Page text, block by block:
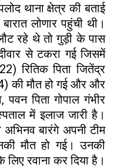
थाना क्षेत्र की बताई
लोणार पहुंची थी।
रहे थे तो गुड़ी के पास
से टकरा गई जिसमें
रितिक पिता जितेंद्र
की मौत हो गई और और
पवन पिता गोपाल गंभीर
में इलाज जारी है।
बारंगे अपनी टीम
मौत हो गई। उनकी
लिए रवाना कर दिया है।